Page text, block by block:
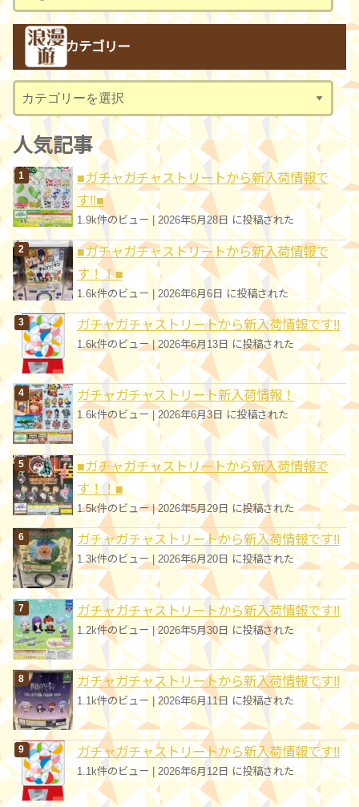
ー
イ
ブ
カテゴリー
テ
ゴ
リ
ー
人気記事
■ガチャガチャストリートから新入荷情報で
す!!■
1.9k件のビュー |2026年5月28日 に投稿された
■ガチャガチャストリートから新入荷情報で
す！！■
1.6k件のビュー | 2026年6月6日 に投稿された
ガチャガチャストリートから新入荷情報です!!
1.6k件のビュー|2026年6月13日 に投稿された
ガチャガチャストリート新入荷情報！
1.6k件のビュー| 2026年6月3日 に投稿された
■ガチャガチャストリートから新入荷情報で
す！！■
1.5k件のビュー|2026年5月29日 に投稿された
ガチャガチャストリートから新入荷情報です!!
1.3k件のビュー 2026年6月20日 に投稿された
ガチャガチャストリートから新入荷情報です!!
1.2k件のビュー|2026年5月30日 に投稿された
ガチャガチャストリートから新入荷情報です!!
1.1k件のビュー |2026年6月11日 に投稿された
ガチャガチャストリートから新入荷情報です!!
1.1k件のビュー 2026年6月12日 に投稿された